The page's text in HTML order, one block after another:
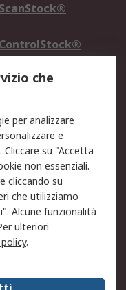
ScanStock®
ControlStock®
Privacy -
d'uso
generali di
che
per analizzare
e
Cliccare su "Accetta
non essenziali.
cliccando su
che utilizziamo
Alcune funzionalità
ulteriori
.